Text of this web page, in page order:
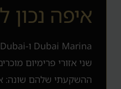
איפה נכון
שני אזורי פרימיום
ההשקעתי שלהם שונה: